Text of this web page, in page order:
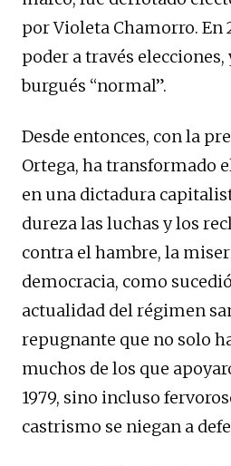
por Violeta Chamorro. En
poder a través
burgués “normal”.
Desde entonces, con la
Ortega, ha transformado
en una dictadura
dureza las luchas y los
contra el hambre, la
democracia, como
actualidad del régimen
repugnante que no solo
muchos de los que
1979, sino incluso
castrismo se niegan a